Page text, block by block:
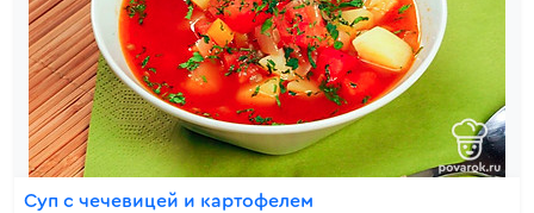
Суп с чечевицей и картофелем